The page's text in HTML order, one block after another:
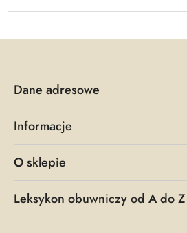
Dane adresowe
Informacje
O sklepie
Leksykon obuwniczy od A do Z